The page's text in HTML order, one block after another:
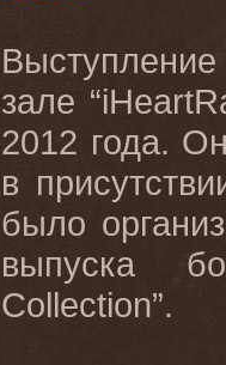
Выступление
зале “
2012 года.
в
было
выпуска
Collection”.